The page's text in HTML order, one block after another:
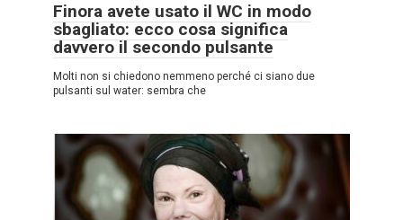
Finora avete usato il WC in modo
sbagliato: ecco cosa significa
davvero il secondo pulsante
Molti non si chiedono nemmeno perché ci siano due
pulsanti sul water: sembra che